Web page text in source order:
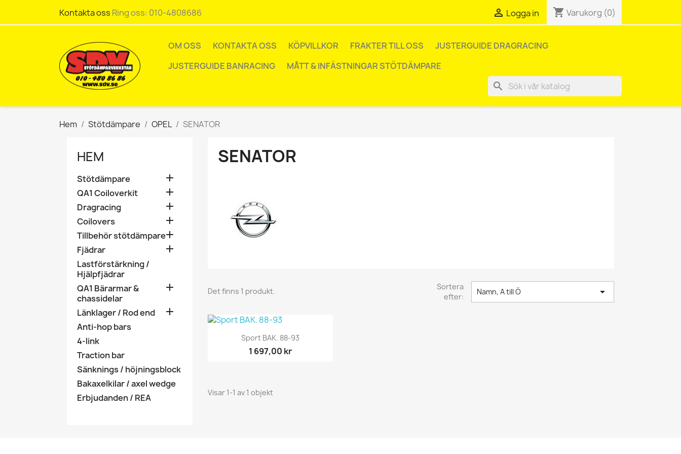
Kontakta oss Ring oss: 010-4808686  Logga in shopping_cart Varukorg (0)
OM OSS KONTAKTA OSS KÖPVILLKOR FRAKTER TILL OSS
JUSTERGUIDE DRAGRACING
JUSTERGUIDE BANRACING
MÅTT & INFÄSTNINGAR STÖTDÄMPARE
search
Hem Stötdämpare OPEL SENATOR
HEM
Stötdämpare 
QA1 Coiloverkit 
Dragracing 
Coilovers 
Tillbehör stötdämpare
Fjädrar 
Lastförstärkning /
Hjälpfjädrar
QA1 Bärarmar &
chassidelar

Länklager / Rod end 
Anti-hop bars
4-link
Traction bar
Sänknings / höjningsblock
Bakaxelkilar / axel wedge
Erbjudanden / REA
SENATOR
Det finns 1 produkt.
Sortera
efter:
Namn, A till Ö 
Snabbvy
Sport BAK. 88-93
1 697,00 kr
Visar 1-1 av 1 objekt